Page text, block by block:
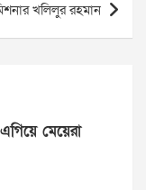
খলিলুর রহমান
মেয়েরা